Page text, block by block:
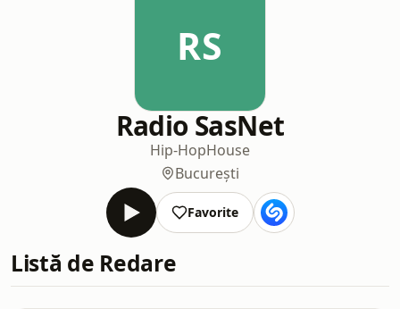
RS
Radio SasNet
Hip-HopHouse
București
Favorite
Listă de Redare